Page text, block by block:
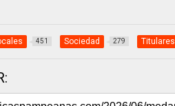
451 Sociedad 279 Titulares